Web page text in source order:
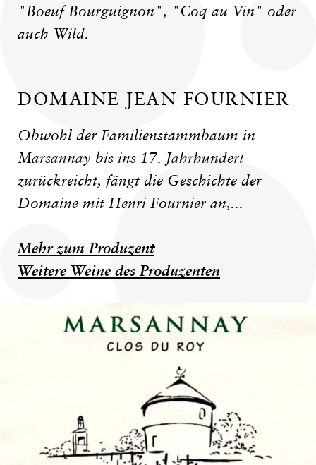
"Boeuf Bourguignon", "Coq au Vin" oder
auch Wild.
DOMAINE JEAN FOURNIER
Obwohl der Familienstammbaum in
Marsannay bis ins 17. Jahrhundert
zurückreicht, fängt die Geschichte der
Domaine mit Henri Fournier an,...
Mehr zum Produzent
Weitere Weine des Produzenten